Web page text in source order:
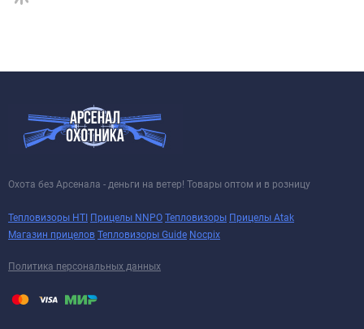
Охота без Арсенала - деньги на ветер! Товары оптом и в розницу
Тепловизоры HTI Прицелы NNPO Тепловизоры Прицелы Atak
Магазин прицелов Тепловизоры Guide Nocpix
Политика персональных данных